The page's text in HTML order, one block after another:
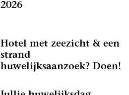
2026
Hotel met zeezicht & een
strand
huwelijksaanzoek? Doen!